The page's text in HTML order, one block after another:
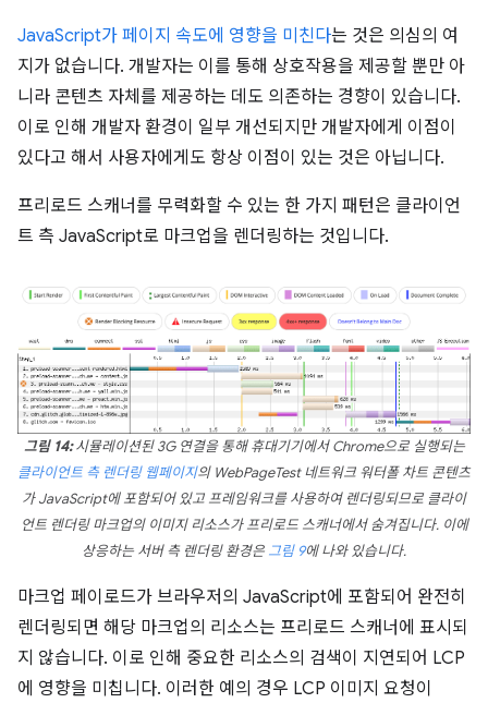
JavaScript가 페이지 속도에 영향을 미친다는 것은 의심의 여
지가 없습니다. 개발자는 이를 통해 상호작용을 제공할 뿐만 아
니라 콘텐츠 자체를 제공하는 데도 의존하는 경향이 있습니다.
이로 인해 개발자 환경이 일부 개선되지만 개발자에게 이점이
있다고 해서 사용자에게도 항상 이점이 있는 것은 아닙니다.
프리로드 스캐너를 무력화할 수 있는 한 가지 패턴은 클라이언
트 측 JavaScript로 마크업을 렌더링하는 것입니다.
그림 14:시뮬레이션된 3G 연결을 통해 휴대기기에서 Chrome으로 실행되는
클라이언트 측 렌더링 웹페이지의 WebPageTest 네트워크 워터폴 차트 콘텐츠
가 JavaScript에 포함되어 있고 프레임워크를 사용하여 렌더링되므로 클라이
언트 렌더링 마크업의 이미지 리소스가 프리로드 스캐너에서 숨겨집니다. 이에
상응하는 서버 측 렌더링 환경은 그림 9에 나와 있습니다.
마크업 페이로드가 브라우저의 JavaScript에 포함되어 완전히
렌더링되면 해당 마크업의 리소스는 프리로드 스캐너에 표시되
지 않습니다. 이로 인해 중요한 리소스의 검색이 지연되어 LCP
에 영향을 미칩니다. 이러한 예의 경우 LCP 이미지 요청이